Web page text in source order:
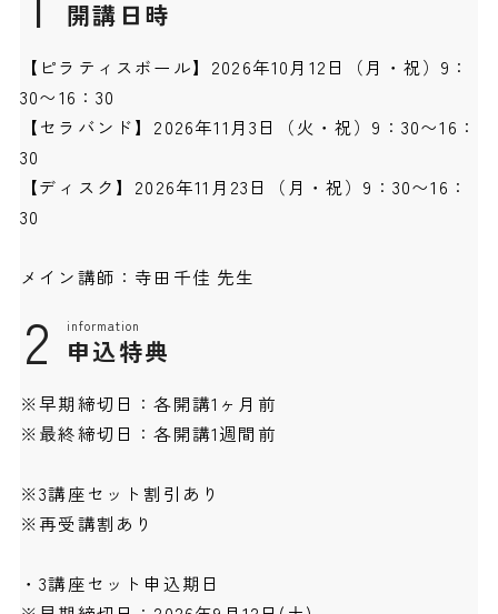
開講日時
【ピラティスボール】2026年10月12日（月・祝）9：
30〜16：30
【セラバンド】2026年11月3日（火・祝）9：30〜16：
30
【ディスク】2026年11月23日（月・祝）9：30〜16：
30
メイン講師：寺田千佳 先生
2 information
申込特典
※早期締切日：各開講1ヶ月前
※最終締切日：各開講1週間前
※3講座セット割引あり
※再受講割あり
・3講座セット申込期日